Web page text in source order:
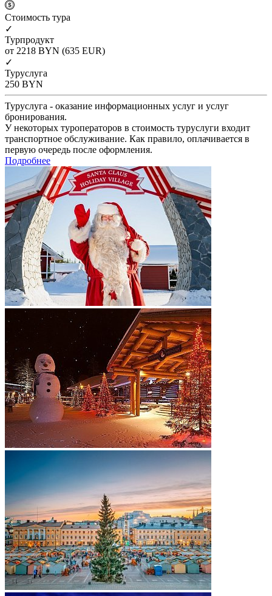
Cтоимость тура
✓
Турпродукт
от 2218 BYN (635 EUR)
✓
Туруслуга
250 BYN
Туруслуга - оказание информационных услуг и услуг
бронирования.
У некоторых туроператоров в стоимость туруслуги входит
транспортное обслуживание. Как правило, оплачивается в
первую очередь после оформления.
Подробнее